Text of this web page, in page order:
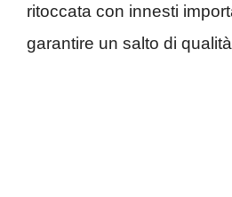
ritoccata con innesti
garantire un salto di